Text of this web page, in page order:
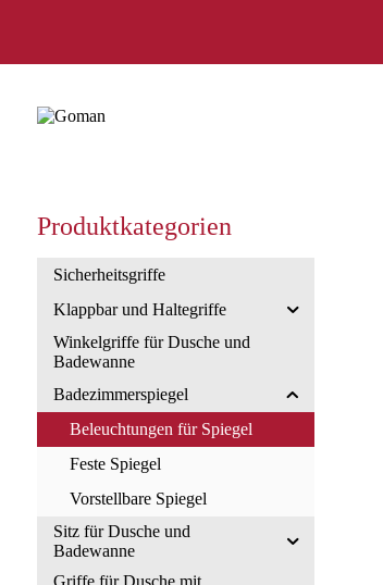
Produktkategorien
Sicherheitsgriffe
Klappbar und Haltegriffe
Winkelgriffe für Dusche und
Badewanne
Badezimmerspiegel
Beleuchtungen für Spiegel
Feste Spiegel
Vorstellbare Spiegel
Sitz für Dusche und
Badewanne
Griffe für Dusche mit